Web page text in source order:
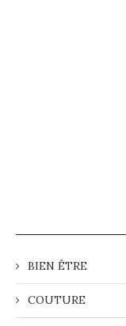
BIEN ÊTRE
COUTURE